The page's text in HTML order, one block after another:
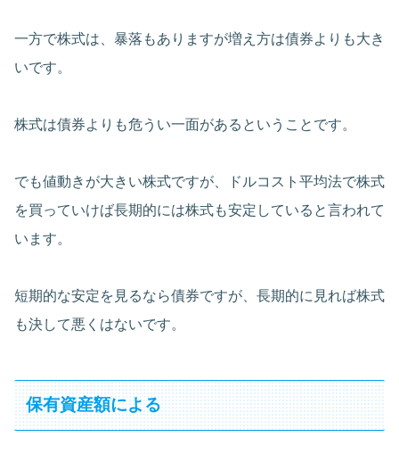
一方で株式は、暴落もありますが増え方は債券よりも大き
いです。
株式は債券よりも危うい一面があるということです。
でも値動きが大きい株式ですが、ドルコスト平均法で株式
を買っていけば長期的には株式も安定していると言われて
います。
短期的な安定を見るなら債券ですが、長期的に見れば株式
も決して悪くはないです。
保有資産額による